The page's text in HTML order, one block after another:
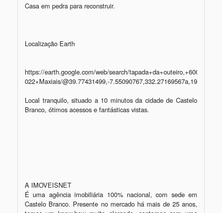
Casa em pedra para reconstruir.
Localização Earth
https://earth.google.com/web/search/tapada+da+outeiro,+6000-
022+Maxiais/@39.77431499,-
Local tranquilo, situado a 10 minutos da cidade de Castelo
Branco, ótimos acessos e fantásticas vistas.
A IMOVEISNET
É uma agência imobiliária 100% nacional, com sede em
Castelo Branco. Presente no mercado há mais de 25 anos,